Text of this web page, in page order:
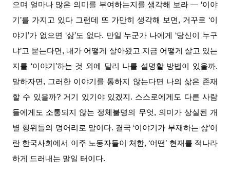
으며 얼마나 많은 의미를 부여하는지를 생각해 보라 ― ‘이야
기’를 가지고 있다 그런데 또 가만히 생각해 보면, 거꾸로 ‘이
야기’가 없으면 ‘삶’도 없다. 만일 누군가 나에게 ‘당신이 누구
냐’고 묻는다면, 내가 어떻게 살아왔고 지금 어떻게 살고 있는
지를 ‘이야기’하는 것 외에 달리 나를 설명할 방법이 있을까.
말하자면, 그러한 이야기를 통하지 않는다면 나의 삶은 존재
할 수 있을까? 거기 있기야 있겠지. 스스로에게도 다른 사람
들에게도 소통되지 않는 정체불명의 무엇, 의미가 상실된 개
별 행위들의 덩어리로 말이다. 결국 ‘이야기가 부재하는 삶’이
란 한국사회에서 이주 노동자들이 처한, ‘어떤’ 현재를 적나라
하게 드러내는 말일 터이다.